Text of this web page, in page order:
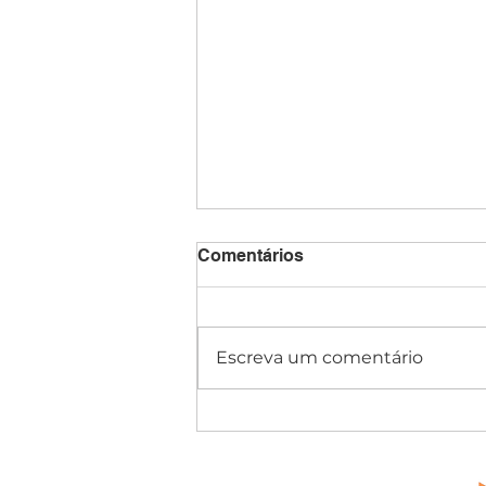
Comentários
Escreva um comentário